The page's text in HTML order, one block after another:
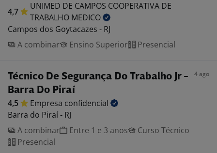
4,7
UNIMED DE CAMPOS COOPERATIVA DE
TRABALHO MEDICO
Campos dos Goytacazes - RJ
A combinar
Ensino Superior Presencial
Técnico De Segurança Do Trabalho Jr -
Barra Do Piraí
4 ago
4,5 Empresa confidencial
Barra do Piraí - RJ
A combinar
Entre 1 e 3 anos
Curso Técnico
Presencial